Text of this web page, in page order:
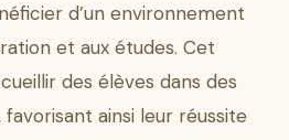
d’un environnement
et aux études. Cet
des élèves dans des
ainsi leur réussite